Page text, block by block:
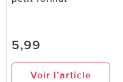
5,99
Voir l’article